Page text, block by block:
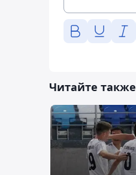
Читайте также